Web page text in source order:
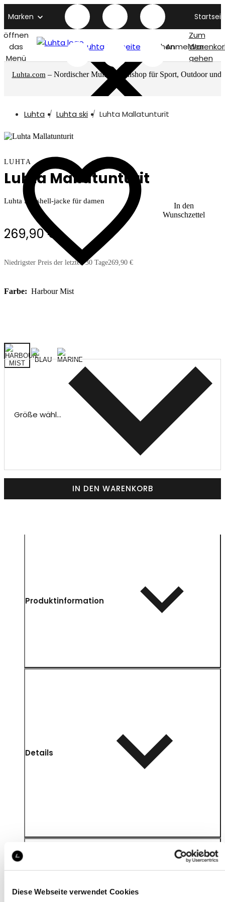
Diese Webseite verwendet Cookies
Marken
öffnen
das
Menü
Luhta titelseite SuchenAnmelden
Zum
gehen
Luhta.com – Nordischer Multimarkenshop für Sport, Outdoor und
Luhta Luhta ski Luhta Mallatunturit
In den
Wunschzettel
LUHTA
Luhta Mallatunturit
Luhta Softshell-jacke für damen
269,90 €
Niedrigster Preis der letzten 30 Tage269,90 €
Farbe: Harbour Mist
Größe wählen
IN DEN WARENKORB
Produktinformation
Details